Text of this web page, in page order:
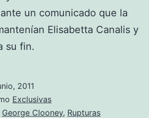
un comunicado que la
Elisabetta Canalis y
su fin.
2011
Exclusivas
George Clooney, Rupturas